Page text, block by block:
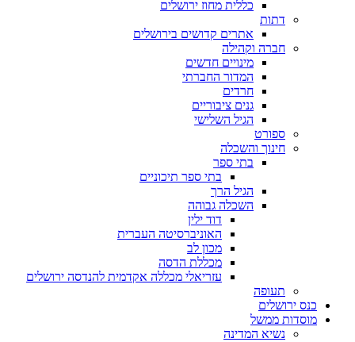
כללית מחוז ירושלים
דתות
אתרים קדושים בירושלים
חברה וקהילה
מינויים חדשים
המדור החברתי
חרדים
גנים ציבוריים
הגיל השלישי
ספורט
חינוך והשכלה
בתי ספר
בתי ספר תיכוניים
הגיל הרך
השכלה גבוהה
דוד ילין
האוניברסיטה העברית
מכון לב
מכללת הדסה
עזריאלי מכללה אקדמית להנדסה ירושלים
תעופה
כנס ירושלים
מוסדות ממשל
נשיא המדינה